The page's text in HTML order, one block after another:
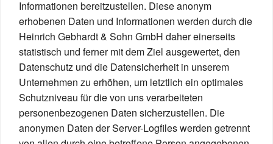
Informationen bereitzustellen. Diese anonym
erhobenen Daten und Informationen werden durch die
Heinrich Gebhardt & Sohn GmbH daher einerseits
statistisch und ferner mit dem Ziel ausgewertet, den
Datenschutz und die Datensicherheit in unserem
Unternehmen zu erhöhen, um letztlich ein optimales
Schutzniveau für die von uns verarbeiteten
personenbezogenen Daten sicherzustellen. Die
anonymen Daten der Server-Logfiles werden getrennt